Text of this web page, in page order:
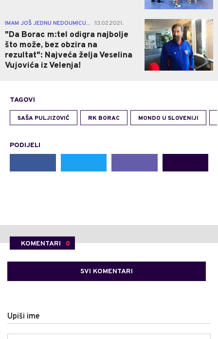
IMAM JOŠ JEDNU NEDOUMICU... 13.02.2021.
"Da Borac m:tel odigra najbolje
što može, bez obzira na
rezultat": Najveća želja Veselina
Vujovića iz Velenja!
0
TAGOVI
SAŠA PULJIZOVIĆ RK BORAC MONDO U SLOVENIJI
PODIJELI
KOMENTARI 0
SVI KOMENTARI
Upiši ime